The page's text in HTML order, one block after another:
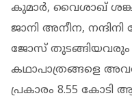
കുമാർ, വൈശാഖ്
ജാനി അനീന,
ജോസ് തുടങ്ങിയവരും
കഥാപാത്രങ്ങളെ
പ്രകാരം 8.55